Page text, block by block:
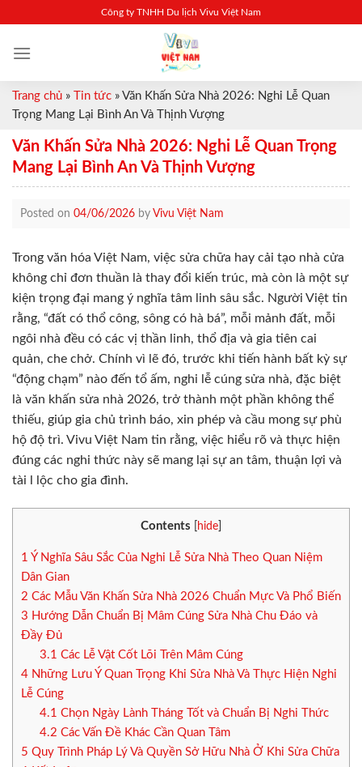
content
Công ty TNHH Du lịch Vivu Việt Nam
Trang chủ » Tin tức » Văn Khấn Sửa Nhà 2026: Nghi Lễ Quan
Trọng Mang Lại Bình An Và Thịnh Vượng
Văn Khấn Sửa Nhà 2026: Nghi Lễ Quan Trọng
Mang Lại Bình An Và Thịnh Vượng
Posted on 04/06/2026 by Vivu Việt Nam
Trong văn hóa Việt Nam, việc sửa chữa hay cải tạo nhà cửa
không chỉ đơn thuần là thay đổi kiến trúc, mà còn là một sự
kiện trọng đại mang ý nghĩa tâm linh sâu sắc. Người Việt tin
rằng, “đất có thổ công, sông có hà bá”, mỗi mảnh đất, mỗi
ngôi nhà đều có các vị thần linh, thổ địa và gia tiên cai
quản, che chở. Chính vì lẽ đó, trước khi tiến hành bất kỳ sự
“động chạm” nào đến tổ ấm, nghi lễ cúng sửa nhà, đặc biệt
là văn khấn sửa nhà 2026, trở thành một phần không thể
thiếu, giúp gia chủ trình báo, xin phép và cầu mong sự phù
hộ độ trì. Vivu Việt Nam tin rằng, việc hiểu rõ và thực hiện
đúng các nghi thức này sẽ mang lại sự an tâm, thuận lợi và
tài l lộc cho gia đình.
Contents hide
1 Ý Nghĩa Sâu Sắc Của Nghi Lễ Sửa Nhà Theo Quan Niệm
Dân Gian
2 Các Mẫu Văn Khấn Sửa Nhà 2026 Chuẩn Mực Và Phổ Biến
3 Hướng Dẫn Chuẩn Bị Mâm Cúng Sửa Nhà Chu Đáo và
Đầy Đủ
3.1 Các Lễ Vật Cốt Lõi Trên Mâm Cúng
4 Những Lưu Ý Quan Trọng Khi Sửa Nhà Và Thực Hiện Nghi
Lễ Cúng
4.1 Chọn Ngày Lành Tháng Tốt và Chuẩn Bị Nghi Thức
4.2 Các Vấn Đề Khác Cần Quan Tâm
5 Quy Trình Pháp Lý Và Quyền Sở Hữu Nhà Ở Khi Sửa Chữa